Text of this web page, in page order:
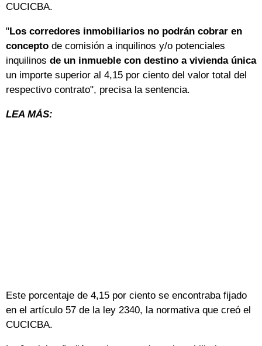
CUCICBA.
"Los corredores inmobiliarios no podrán cobrar en
concepto de comisión a inquilinos y/o potenciales
inquilinos de un inmueble con destino a vivienda única
un importe superior al 4,15 por ciento del valor total del
respectivo contrato", precisa la sentencia.
LEA MÁS:
Este porcentaje de 4,15 por ciento se encontraba fijado
en el artículo 57 de la ley 2340, la normativa que creó el
CUCICBA.